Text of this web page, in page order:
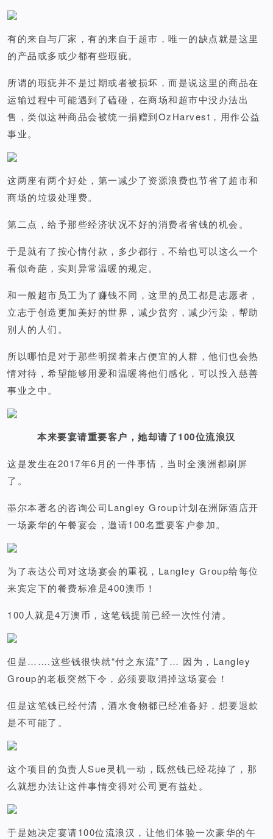
有的来自与厂家，有的来自于超市，唯一的缺点就是这里
的产品或多或少都有些瑕疵。
所谓的瑕疵并不是过期或者被损坏，而是说这里的商品在
运输过程中可能遇到了磕碰，在商场和超市中没办法出
售，类似这种商品会被统一捐赠到OzHarvest，用作公益
事业。
这两座有两个好处，第一减少了资源浪费也节省了超市和
商场的垃圾处理费。
第二点，给予那些经济状况不好的消费者省钱的机会。
于是就有了按心情付款，多少都行，不给也可以这么一个
看似奇葩，实则异常温暖的规定。
和一般超市员工为了赚钱不同，这里的员工都是志愿者，
立志于创造更加美好的世界，减少贫穷，减少污染，帮助
别人的人们。
所以哪怕是对于那些明摆着来占便宜的人群，他们也会热
情对待，希望能够用爱和温暖将他们感化，可以投入慈善
事业之中。
本来要宴请重要客户，她却请了100位流浪汉
这是发生在2017年6月的一件事情，当时全澳洲都刷屏
了。
墨尔本著名的咨询公司Langley Group计划在洲际酒店开
一场豪华的午餐宴会，邀请100名重要客户参加。
为了表达公司对这场宴会的重视，Langley Group给每位
来宾定下的餐费标准是400澳币！
100人就是4万澳币，这笔钱提前已经一次性付清。
但是…….这些钱很快就“付之东流”了… 因为，Langley
Group的老板突然下令，必须要取消掉这场宴会！
但是这笔钱已经付清，酒水食物都已经准备好，想要退款
是不可能了。
这个项目的负责人Sue灵机一动，既然钱已经花掉了，那
么就想办法让这件事情变得对公司更有益处。
于是她决定宴请100位流浪汉，让他们体验一次豪华的午